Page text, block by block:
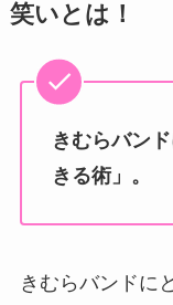
笑いとは！
きむらバン
きる術」。
きむらバンドに